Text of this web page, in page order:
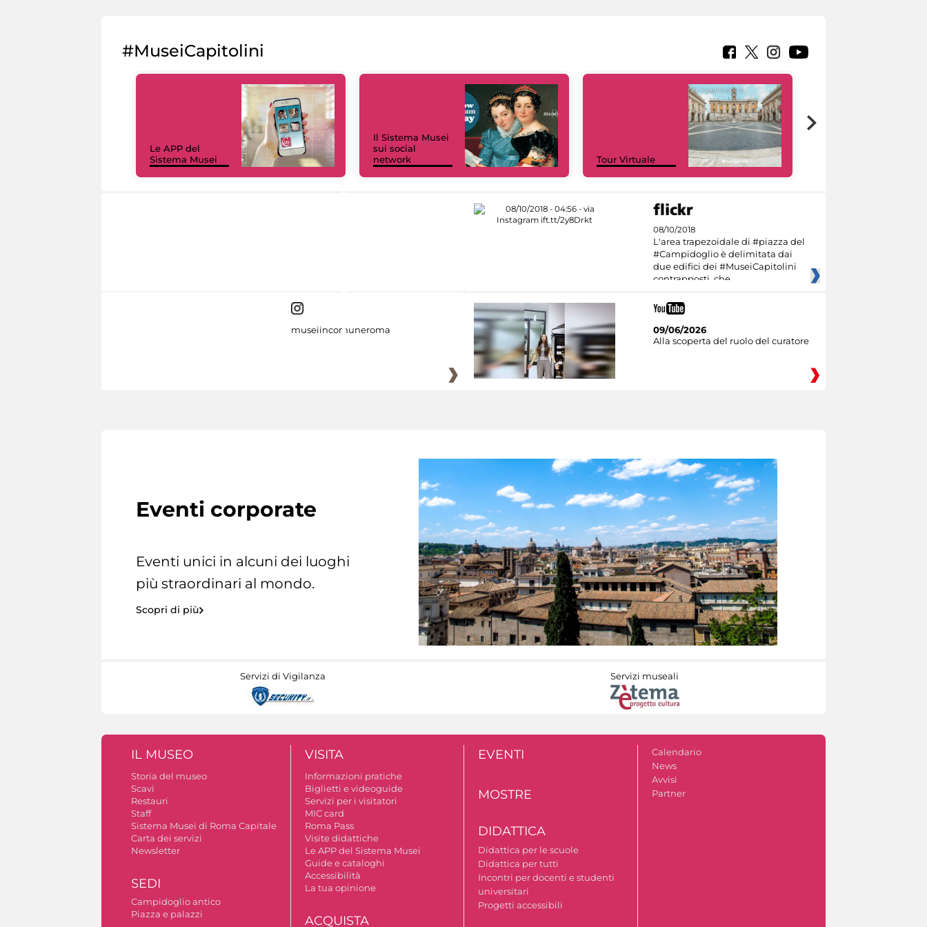
#MuseiCapitolini
Le APP del
Sistema Musei
Il Sistema Musei
sui social
network
Tour Virtuale
08/10/2018
L'area trapezoidale di #piazza del
#Campidoglio è delimitata dai
due edifici dei #MuseiCapitolini
contrapposti, che
museiincomuneroma
09/06/2026
Alla scoperta del ruolo del curatore
Eventi corporate
Eventi unici in alcuni dei luoghi
più straordinari al mondo.
Scopri di più
Servizi di Vigilanza Servizi museali
IL MUSEO
Storia del museo
Scavi
Restauri
Staff
Sistema Musei di Roma Capitale
Carta dei servizi
Newsletter
SEDI
Campidoglio antico
Piazza e palazzi
VISITA
Informazioni pratiche
Biglietti e videoguide
Servizi per i visitatori
MIC card
Roma Pass
Visite didattiche
Le APP del Sistema Musei
Guide e cataloghi
Accessibilità
La tua opinione
ACQUISTA
EVENTI
MOSTRE
DIDATTICA
Didattica per le scuole
Didattica per tutti
Incontri per docenti e studenti
universitari
Progetti accessibili
Calendario
News
Avvisi
Partner